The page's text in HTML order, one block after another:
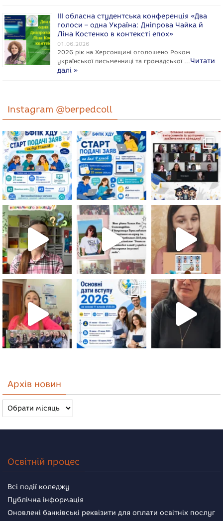
ІІІ обласна студентська конференція «Два
голоси – одна Україна: Дніпрова Чайка й
Ліна Костенко в контексті епох»
01.06.2026
2026 рік на Херсонщині оголошено Роком
укpaїнcької письменниці та громадської … Читати
далі »
Instagram @berpedcoll
Архів новин
Архів
новин
Освітній процес
Всі події коледжу
Публічна інформація
Оновлені банківські реквізити для оплати освітніх послуг